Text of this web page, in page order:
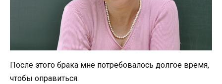
После этого брака мне потребовалось долгое время,
чтобы оправиться.